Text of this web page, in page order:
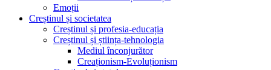
Emoții
Creștinul și societatea
Creștinul și profesia-educația
Creștinul și știința-tehnologia
Mediul înconjurător
Creaționism-Evoluționism